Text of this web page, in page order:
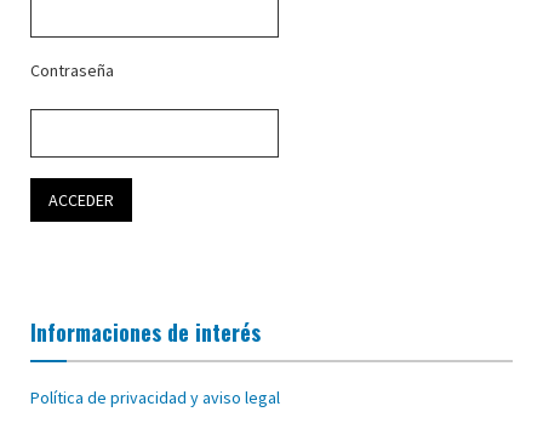
Contraseña
Informaciones de interés
Política de privacidad y aviso legal